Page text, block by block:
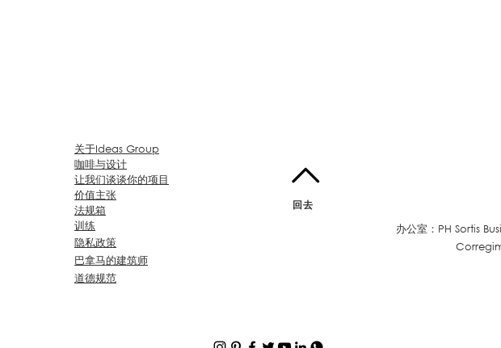
关于Ideas Group
咖啡与设计
让我们谈谈你的项目
价值主张
法规箱
训练
隐私政策
巴拿马的建筑师
道德规范
回去
办公室：PH Sortis